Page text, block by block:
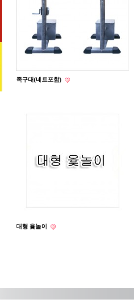
족구대(네트포함)
대형 윷놀이